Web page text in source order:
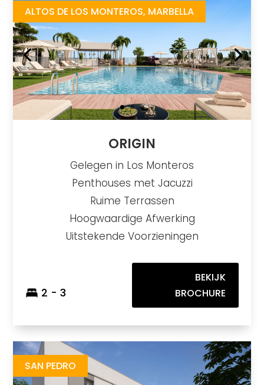
ALTOS DE LOS MONTEROS, MARBELLA
ORIGIN
Gelegen in Los Monteros
Penthouses met Jacuzzi
Ruime Terrassen
Hoogwaardige Afwerking
Uitstekende Voorzieningen
2 - 3
BEKIJK
BROCHURE
SAN PEDRO